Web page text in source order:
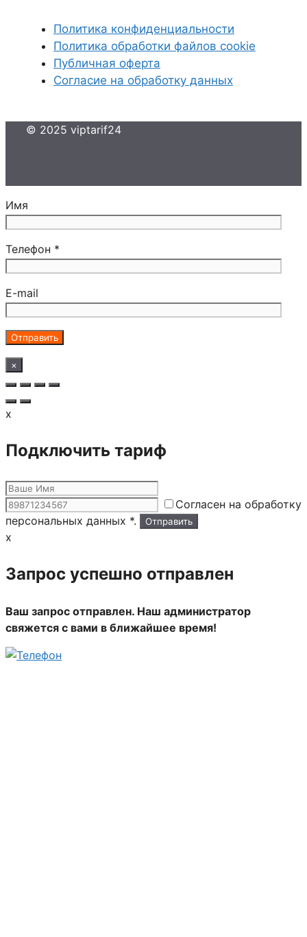
Политика конфиденциальности
Политика обработки файлов cookie
Публичная оферта
Согласие на обработку данных
© 2025 viptarif24
Имя
Телефон *
E-mail
×
x
Подключить тариф
Согласен на обработку
персональных данных *.
x
Запрос успешно отправлен
Ваш запрос отправлен. Наш администратор
свяжется с вами в ближайшее время!